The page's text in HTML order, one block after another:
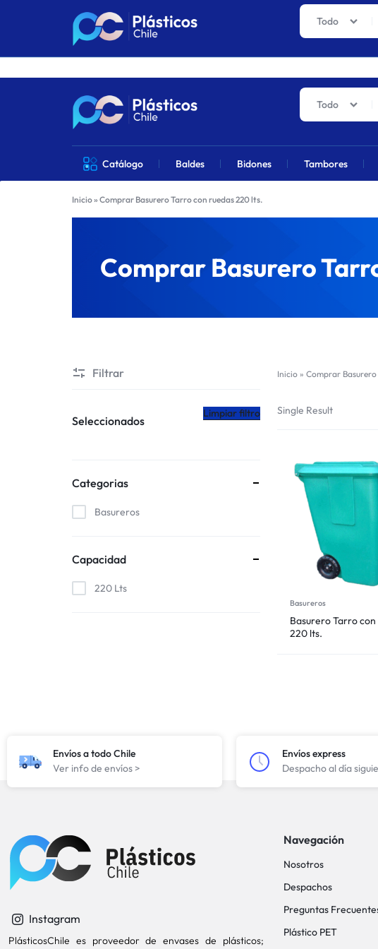
Los precios actuales
PLÁSTICOS
CHILE
VENTA
DE
PRODUCTOS
PLÁSTICOS
Todo
Catálogo Baldes Bidones Tambores
Todo
Inicio» Comprar Basurero Tarro con ruedas 220 lts.
Comprar Basurero
Inicio »Comprar
Single Result
Basureros
Basurero Tarro
220 lts.
Filtrar
Seleccionados
Limpiar filtro
Categorias
Basureros
Capacidad
220 Lts
Envíos a todo Chile
Ver info de envíos >
Envíos express
Despacho al día
Instagram
PlásticosChile es proveedor de envases de plásticos;
Navegación
Nosotros
Despachos
Preguntas
Plástico PET